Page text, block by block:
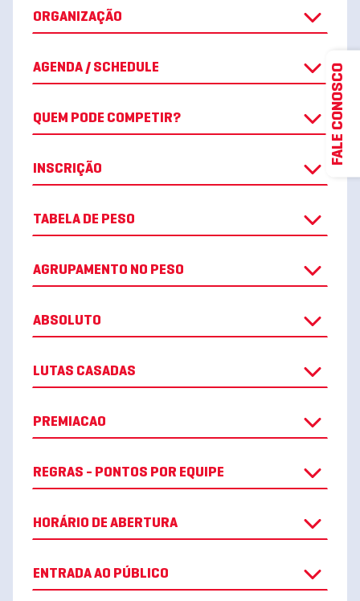
ORGANIZAÇÃO
AGENDA / SCHEDULE
QUEM PODE COMPETIR?
INSCRIÇÃO
TABELA DE PESO
AGRUPAMENTO NO PESO
ABSOLUTO
LUTAS CASADAS
PREMIACAO
REGRAS - PONTOS POR EQUIPE
HORÁRIO DE ABERTURA
ENTRADA AO PÚBLICO
FALE CONOSCO